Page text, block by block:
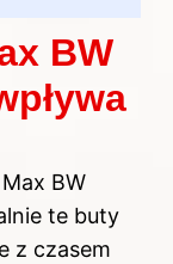
BW
BW
te buty
z czasem